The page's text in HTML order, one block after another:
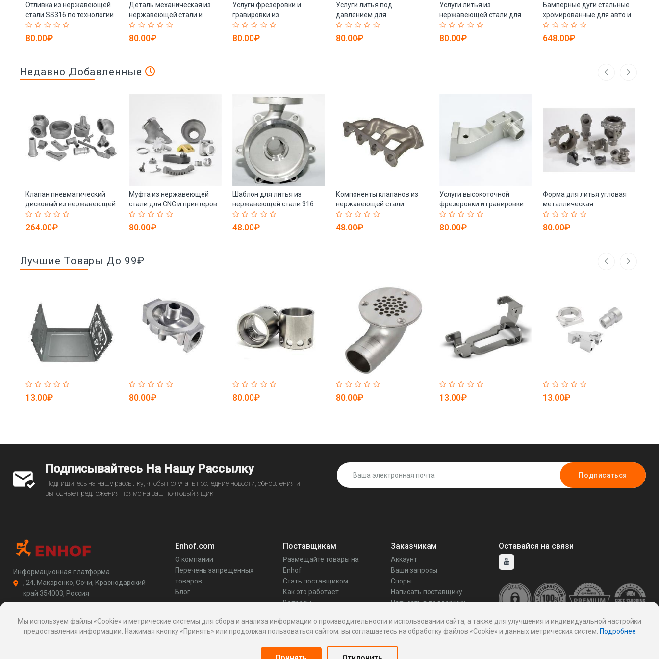
Отливка из нержавеющей
стали SS316 по технологии
литья в оболочку (арт. 25-
5084643)
80.00₽
Деталь механическая из
нержавеющей стали и
бронзы полированная (арт.
25-5084636)
80.00₽
Услуги фрезеровки и
гравировки из
нержавеющей стали CNC
(арт. 25-5084637)
80.00₽
Услуги литья под
давлением для
сельхозтехники из
нержавеющей стали (арт.
80.00₽
Услуги литья из
нержавеющей стали для
деталей выхлопа (арт. 25-
5084639)
80.00₽
Бамперные дуги стальные
хромированные для авто и
грузовиков (арт. 25-
5084640)
648.00₽
Недавно Добавленные
Клапан пневматический
дисковый из нержавеющей
стали 304 316L (арт. 25-
5084799)
264.00₽
Муфта из нержавеющей
стали для CNC и принтеров
(арт. 25-5084798)
80.00₽
Шаблон для литья из
нержавеющей стали 316
высокой точности (арт. 25-
5084797)
48.00₽
Компоненты клапанов из
нержавеющей стали
304/316 высокой точности
(арт. 25-5084796)
48.00₽
Услуги высокоточной
фрезеровки и гравировки
из стали (арт. 25-5084795)
80.00₽
Форма для литья угловая
металлическая
прецизионная (арт. 25-
5084794)
80.00₽
Лучшие Товары До 99₽
13.00₽ 80.00₽ 80.00₽ 80.00₽ 13.00₽ 13.00₽
Подписывайтесь На Нашу Рассылку
Подпишитесь на нашу рассылку, чтобы получать последние новости, обновления и
выгодные предложения прямо на ваш почтовый ящик.
Подписаться
Информационная платформа
, 24, Макаренко, Сочи, Краснодарский
край 354003, Россия
http://enhof.com
Enhof.com
О компании
Перечень запрещенных
товаров
Блог
Поставщикам
Размещайте товары на
Enhof
Стать поставщиком
Как это работает
Вопросы
Заказчикам
Аккаунт
Ваши запросы
Споры
Написать поставщику
Написать в поддержку
Оставайся на связи
Мы используем файлы «Cookie» и метрические системы для сбора и анализа информации о производительности и использовании сайта, а также для улучшения и индивидуальной настройки
предоставления информации. Нажимая кнопку «Принять» или продолжая пользоваться сайтом, вы соглашаетесь на обработку файлов «Cookie» и данных метрических систем. Подробнее